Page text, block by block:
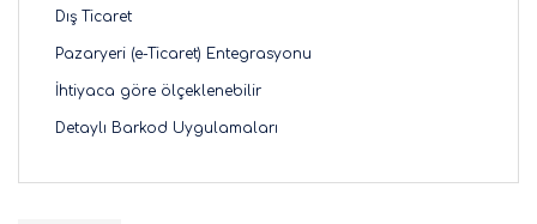
Dış Ticaret
Pazaryeri (e-Ticaret) Entegrasyonu
İhtiyaca göre ölçeklenebilir
Detaylı Barkod Uygulamaları